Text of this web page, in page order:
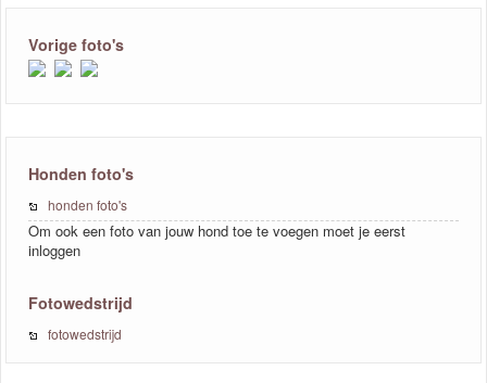
Vorige foto's
Honden foto's
honden foto's
Om ook een foto van jouw hond toe te voegen moet je eerst
inloggen
Fotowedstrijd
fotowedstrijd